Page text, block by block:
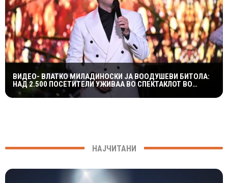
ВИДЕО- ВЛАТКО МИЛАДИНОСКИ ЈА ВООДУШЕВИ БИТОЛА:
НАД 2.500 ПОСЕТИТЕЛИ УЖИВАА ВО СПЕКТАКЛОТ ВО
ХЕРАКЛЕЈА
НАЈЧИТАНИ